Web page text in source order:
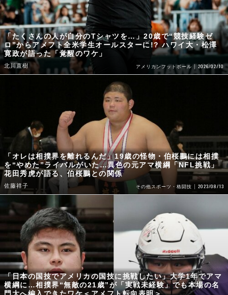
「たくさんの人が自分のTシャツを…」20歳で“競技経験ゼ
ロ”からアメフト全米学生オールスターに!? ハワイ大・松澤
寛政が語った「覚醒のワケ」
北川直樹 アメリカンフットボール 2026/02/10
「オレは相撲界を離れるんだ」19歳の怪物・伯桜鵬には相撲
を“やめた”ライバルがいた…異色の元アマ横綱「NFL挑戦」
花田秀虎が語る、伯桜鵬との関係
佐藤祥子 その他スポーツ・格闘技 2023/08/13
「日本の国技でアメリカの国技に挑戦したい」大学1年でアマ
横綱に…相撲界“無敵の21歳”が「実戦未経験」でも本場の名